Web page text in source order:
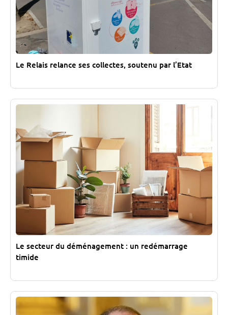
Le Relais relance ses collectes, soutenu par l’Etat
Le secteur du déménagement : un redémarrage
timide